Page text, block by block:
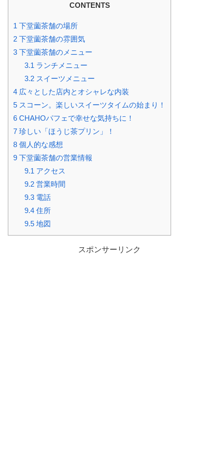
CONTENTS
1 下堂薗茶舗の場所
2 下堂薗茶舗の雰囲気
3 下堂薗茶舗のメニュー
3.1 ランチメニュー
3.2スイーツメニュー
4 広々とした店内とオシャレな内装
5 スコーン。楽しいスイーツタイムの始まり！
6 CHAHOパフェで幸せな気持ちに！
7 珍しい「ほうじ茶プリン」！
8 個人的な感想
9 下堂薗茶舗の営業情報
9.1 アクセス
9.2営業時間
9.3電話
9.4住所
9.5地図
スポンサーリンク